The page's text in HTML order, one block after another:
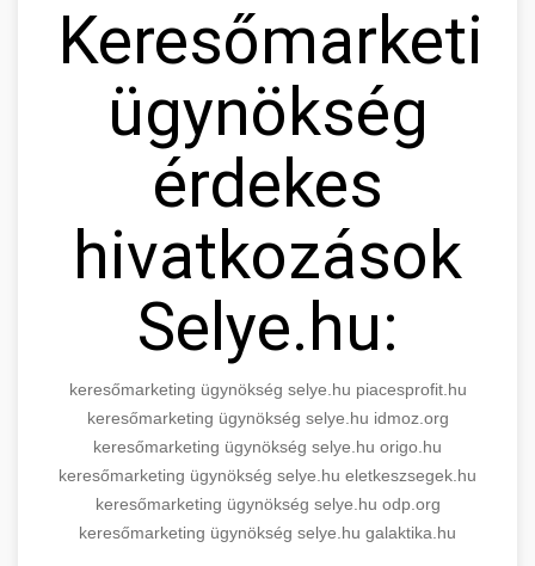
ügynökség
érdekes
hivatkozások
Selye.hu:
keresőmarketing ügynökség selye.hu piacesprofit.hu
keresőmarketing ügynökség selye.hu idmoz.org
keresőmarketing ügynökség selye.hu origo.hu
keresőmarketing ügynökség selye.hu eletkeszsegek.hu
keresőmarketing ügynökség selye.hu odp.org
keresőmarketing ügynökség selye.hu galaktika.hu